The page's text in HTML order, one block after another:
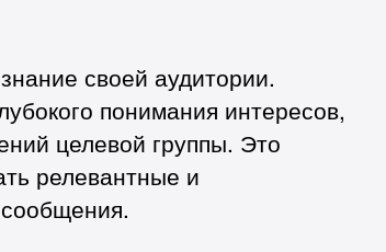
своей аудитории.
понимания интересов,
целевой группы. Это
релевантные и